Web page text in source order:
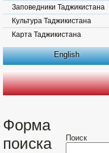
Заповедники Таджикистана
Культура Таджикистана
Карта Таджикистана
English
Форма
поиска
Поиск